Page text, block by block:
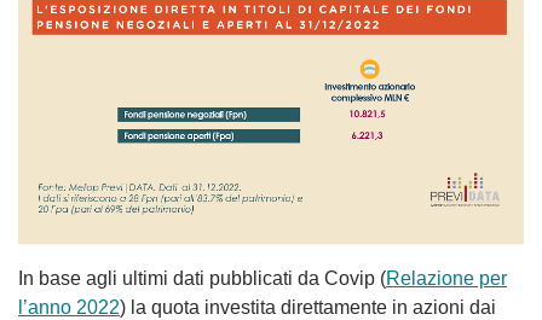
In base agli ultimi dati pubblicati da Covip (Relazione per
l’anno 2022) la quota investita direttamente in azioni dai